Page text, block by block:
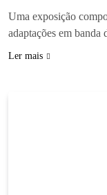
Uma exposição
adaptações em banda
Ler mais